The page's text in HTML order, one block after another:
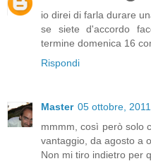
io direi di farla durare
se siete d'accordo
termine domenica 16
Rispondi
Master 05 ottobre,
mmmm, così però solo
vantaggio, da agosto a
Non mi tiro indietro per